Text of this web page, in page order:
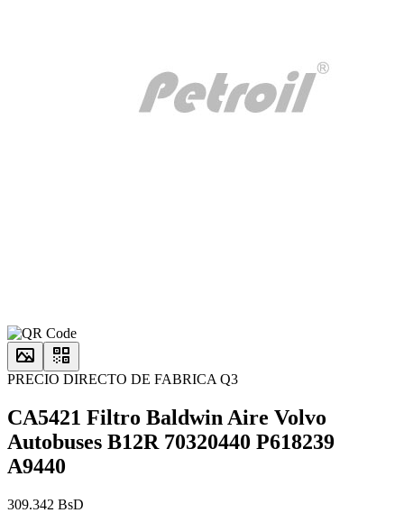
PRECIO DIRECTO DE FABRICA Q3
CA5421 Filtro Baldwin Aire Volvo
Autobuses B12R 70320440 P618239
A9440
309.342 BsD